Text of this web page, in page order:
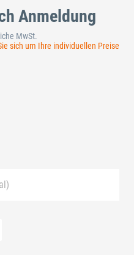
Anmeldung
MwSt.
sich um Ihre individuellen Preise